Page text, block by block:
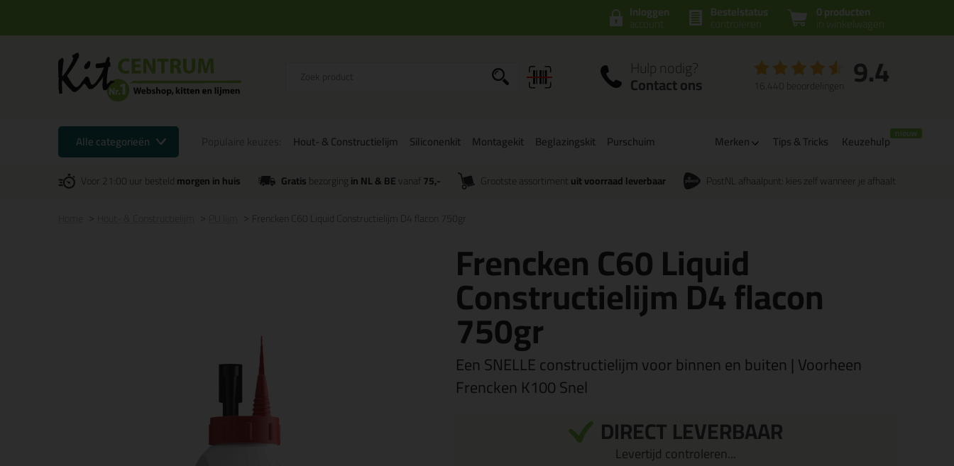
0 producten
in winkelwagen
Bestelstatus
controleren
Inloggen
account
Hulp nodig?
Contact ons 9.4
16.440 beoordelingen
Alle categorieën Hout- & Constructielijm Siliconenkit Montagekit Beglazingskit Purschuim Merken Tips & Tricks Keuzehulp
Voor 21:00 uur besteldmorgen in huis Gratisbezorgingin NL & BEvanaf 75,- Grootste assortiment uit voorraad leverbaar PostNL afhaalpunt: kies zelf wanneer je afhaalt
Frencken C60 Liquid Constructielijm D4 flacon 750gr
Frencken C60 Liquid
Constructielijm D4 flacon
750gr
Een SNELLE constructielijm voor binnen en buiten | Voorheen
Frencken K100 Snel
DIRECT LEVERBAAR
Levertijd controleren...